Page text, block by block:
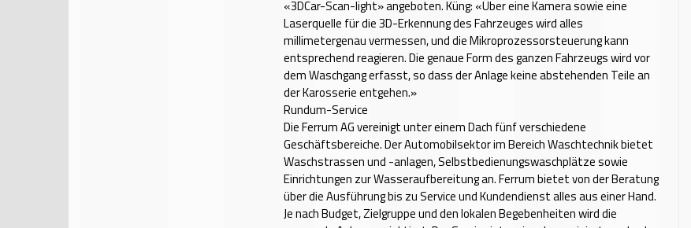
«3DCar-Scan-light» angeboten. Küng: «Über eine Kamera sowie eine
Laserquelle für die 3D-Erkennung des Fahrzeuges wird alles
millimetergenau vermessen, und die Mikroprozessorsteuerung kann
entsprechend reagieren. Die genaue Form des ganzen Fahrzeugs wird vor
dem Waschgang erfasst, so dass der Anlage keine abstehenden Teile an
der Karosserie entgehen.»
Rundum-Service
Die Ferrum AG vereinigt unter einem Dach fünf verschiedene
Geschäftsbereiche. Der Automo­bil­sektor im Bereich Waschtechnik bietet
Waschstrassen und -anlagen, Selbstbedienungswaschplätze sowie
Einrichtungen zur Wasseraufbereitung an. Ferrum bietet von der Beratung
über die Ausführung bis zu Service und Kundendienst alles aus einer Hand.
Je nach Budget, Zielgruppe und den lokalen Begebenheiten wird die